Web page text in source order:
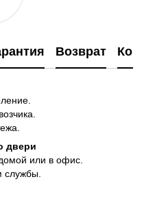
Возврат
двери
или в офис.
службы.